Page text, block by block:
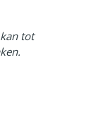
tot